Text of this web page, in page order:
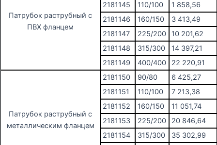
Патрубок раструбный с
ПВХ фланцем
2181145 110/100
1 858,56
2181146
160/150
3 413,49
2181147
225/200
10 201,62
2181148
315/300
14 397,21
2181149
400/400 22 220,91
Патрубок раструбный с
металлическим фланцем
2181150 90/80
6 425,27
2181151
110/100
7 213,38
2181152
160/150
11 051,74
2181153
225/200
20 846,64
2181154
315/300 35 302,99